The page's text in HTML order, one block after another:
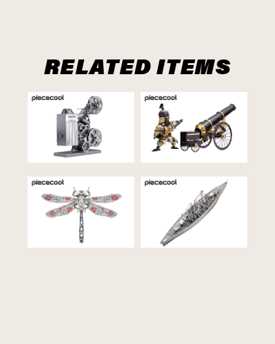
RELATED ITEMS